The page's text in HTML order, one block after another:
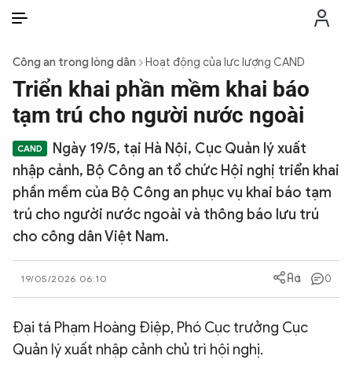
THỜI SỰ
CHỐNG DIỄN BIẾN HÒA BÌNH
CÔNG AN TRONG LÒNG DÂN
PHÁP LUẬT
CÔNG NGHỆ
Công an trong lòng dân Hoạt động của lực lượng CAND
Triển khai phần mềm khai báo
tạm trú cho người nước ngoài
Ngày 19/5, tại Hà Nội, Cục Quản lý xuất
nhập cảnh, Bộ Công an tổ chức Hội nghị triển khai
phần mềm của Bộ Công an phục vụ khai báo tạm
trú cho người nước ngoài và thông báo lưu trú
cho công dân Việt Nam.
19/05/2026 06:10 0
Đại tá Phạm Hoàng Điệp, Phó Cục trưởng Cục
Quản lý xuất nhập cảnh chủ trì hội nghị.